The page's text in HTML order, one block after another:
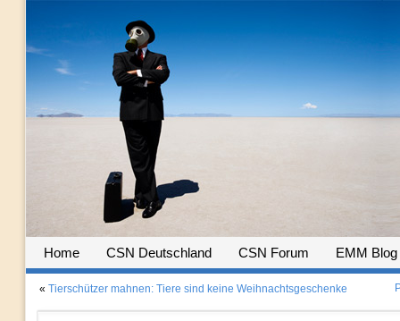
Home CSN Deutschland CSN Forum EMM Blog
« Tierschützer mahnen: Tiere sind keine Weihnachtsgeschenke